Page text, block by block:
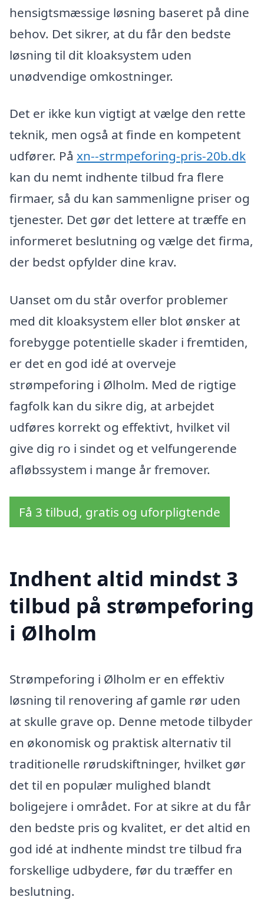
hensigtsmæssige løsning baseret på dine
behov. Det sikrer, at du får den bedste
løsning til dit kloaksystem uden
unødvendige omkostninger.
Det er ikke kun vigtigt at vælge den rette
teknik, men også at finde en kompetent
udfører. På xn--strmpeforing-pris-20b.dk
kan du nemt indhente tilbud fra flere
firmaer, så du kan sammenligne priser og
tjenester. Det gør det lettere at træffe en
informeret beslutning og vælge det firma,
der bedst opfylder dine krav.
Uanset om du står overfor problemer
med dit kloaksystem eller blot ønsker at
forebygge potentielle skader i fremtiden,
er det en god idé at overveje
strømpeforing i Ølholm. Med de rigtige
fagfolk kan du sikre dig, at arbejdet
udføres korrekt og effektivt, hvilket vil
give dig ro i sindet og et velfungerende
afløbssystem i mange år fremover.
Få 3 tilbud, gratis og uforpligtende
Indhent altid mindst 3
tilbud på strømpeforing
i Ølholm
Strømpeforing i Ølholm er en effektiv
løsning til renovering af gamle rør uden
at skulle grave op. Denne metode tilbyder
en økonomisk og praktisk alternativ til
traditionelle rørudskiftninger, hvilket gør
det til en populær mulighed blandt
boligejere i området. For at sikre at du får
den bedste pris og kvalitet, er det altid en
god idé at indhente mindst tre tilbud fra
forskellige udbydere, før du træffer en
beslutning.